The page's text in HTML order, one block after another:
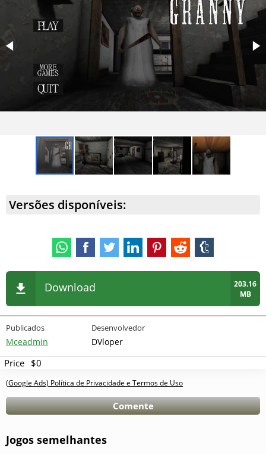
Versões disponíveis:
Download
203.16
MB
Publicados
Mceadmin
Desenvolvedor
DVloper
Price $0
(Google Ads) Política de Privacidade e Termos de Uso
Comente
Jogos semelhantes